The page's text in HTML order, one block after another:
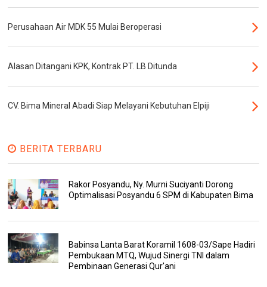
Perusahaan Air MDK 55 Mulai Beroperasi
Alasan Ditangani KPK, Kontrak PT. LB Ditunda
CV. Bima Mineral Abadi Siap Melayani Kebutuhan Elpiji
BERITA TERBARU
Rakor Posyandu, Ny. Murni Suciyanti Dorong
Optimalisasi Posyandu 6 SPM di Kabupaten Bima
Babinsa Lanta Barat Koramil 1608-03/Sape Hadiri
Pembukaan MTQ, Wujud Sinergi TNI dalam
Pembinaan Generasi Qur'ani